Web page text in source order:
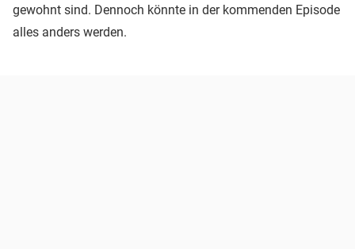
gewohnt sind. Dennoch könnte in der kommenden Episode
alles anders werden.